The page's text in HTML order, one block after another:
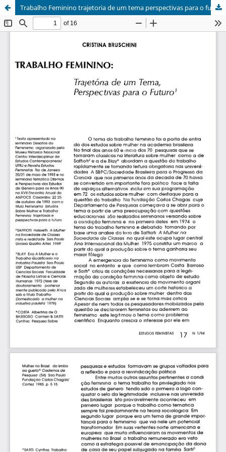
Trabalho Feminino trajetoria de um tema perspectivas para o futuro